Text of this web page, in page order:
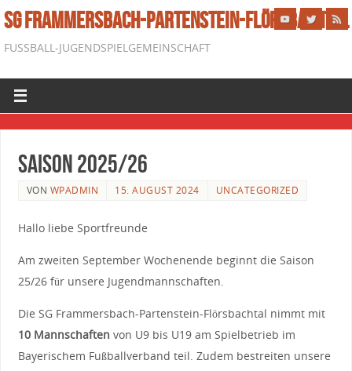
SG FRAMMERSBACH-PARTENSTEIN-FLÖRSBACHTAL
FUSSBALL-JUGENDSPIELGEMEINSCHAFT
Saison 2025/26
VON WPADMIN 15. AUGUST 2024 UNCATEGORIZED
Hallo liebe Sportfreunde
Am zweiten September Wochenende beginnt die Saison
25/26 für unsere Jugendmannschaften.
Die SG Frammersbach-Partenstein-Flörsbachtal nimmt mit
10 Mannschaften von U9 bis U19 am Spielbetrieb im
Bayerischem Fußballverband teil. Zudem bestreiten unsere